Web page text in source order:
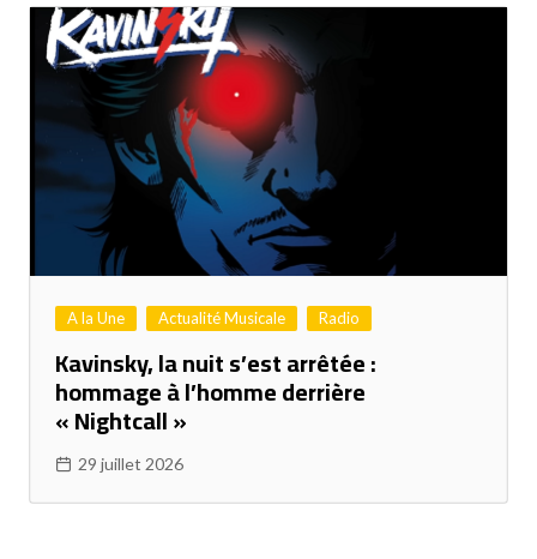
A la Une Actualité Musicale Radio
Kavinsky, la nuit s’est arrêtée :
hommage à l’homme derrière
« Nightcall »
29 juillet 2026